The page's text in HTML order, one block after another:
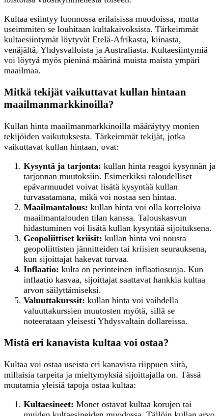
Kultaa esiintyy luonnossa erilaisissa muodoissa, mutta
useimmiten se louhitaan kultakaivoksista. Tärkeimmät
kultaesiintymät löytyvät Etelä-Afrikasta, kiinasta,
venäjältä, Yhdysvalloista ja Australiasta. Kultaesiintymiä
voi löytyä myös pieninä määrinä muista maista ympäri
maailmaa.
Mitkä tekijät vaikuttavat kullan hintaan
maailmanmarkkinoilla?
Kullan hinta maailmanmarkkinoilla määräytyy monien
tekijöiden vaikutuksesta. Tärkeimmät tekijät, jotka
vaikuttavat kullan hintaan, ovat:
Kysyntä ja tarjonta: kullan hinta reagoi kysynnän ja
tarjonnan muutoksiin. Esimerkiksi taloudelliset
epävarmuudet voivat lisätä kysyntää kullan
turvasatamana, mikä voi nostaa sen hintaa.
Maailmantalous: kullan hinta voi olla korreloiva
maailmantalouden tilan kanssa. Talouskasvun
hidastuminen voi lisätä kullan kysyntää sijoituksena.
Geopoliittiset kriisit: kullan hinta voi nousta
geopoliittisten jännitteiden tai kriisien seurauksena,
kun sijoittajat hakevat turvaa.
Inflaatio: kulta on perinteinen inflaatiosuoja. Kun
inflaatio kasvaa, sijoittajat saattavat hankkia kultaa
arvon säilyttämiseksi.
Valuuttakurssit: kullan hinta voi vaihdella
valuuttakurssien muutosten myötä, sillä se
noteerataan yleisesti Yhdysvaltain dollareissa.
Mistä eri kanavista kultaa voi ostaa?
Kultaa voi ostaa useista eri kanavista riippuen siitä,
millaisia tarpeita ja mieltymyksiä sijoittajalla on. Tässä
muutamia yleisiä tapoja ostaa kultaa:
Kultaesineet: Monet ostavat kultaa korujen tai